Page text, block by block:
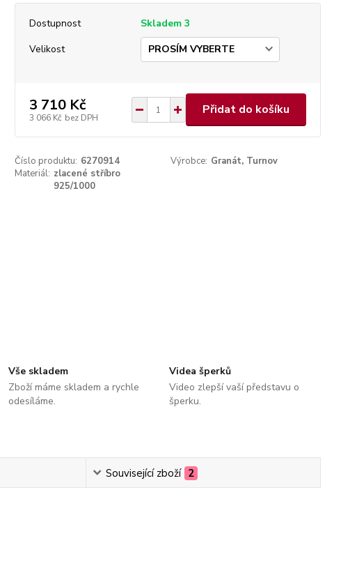
Dostupnost
Skladem 3
Velikost
3 710 Kč
3 066 Kč bez DPH
Přidat do košíku
Číslo produktu: 6270914 Výrobce: Granát, Turnov
Materiál: zlacené stříbro
925/1000
Vše skladem
Zboží máme skladem a rychle
odesíláme.
Videa šperků
Video zlepší vaší představu o
šperku.
Související zboží 2